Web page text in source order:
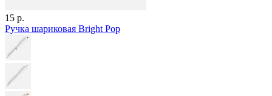
15 р.
Ручка шариковая Bright Pop